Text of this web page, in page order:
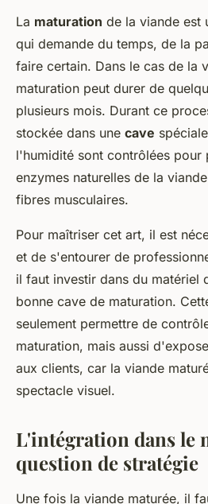
La maturation de la viande est
qui demande du temps, de la
faire certain. Dans le cas de la
maturation peut durer de
plusieurs mois. Durant ce
stockée dans une cave
l'humidité sont contrôlées pour
enzymes naturelles de la
fibres musculaires.
Pour maîtriser cet art, il est
et de s'entourer de
il faut investir dans du matériel
bonne cave de maturation.
seulement permettre de
maturation, mais aussi
aux clients, car la viande
spectacle visuel.
L'intégration dans le
question de stratégie
Une fois la viande maturée, il